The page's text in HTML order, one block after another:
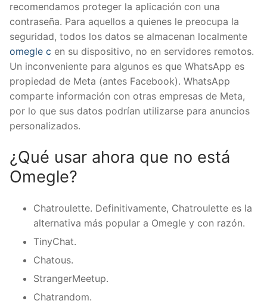
recomendamos proteger la aplicación con una
contraseña. Para aquellos a quienes le preocupa la
seguridad, todos los datos se almacenan localmente
omegle c en su dispositivo, no en servidores remotos.
Un inconveniente para algunos es que WhatsApp es
propiedad de Meta (antes Facebook). WhatsApp
comparte información con otras empresas de Meta,
por lo que sus datos podrían utilizarse para anuncios
personalizados.
¿Qué usar ahora que no está
Omegle?
Chatroulette. Definitivamente, Chatroulette es la
alternativa más popular a Omegle y con razón.
TinyChat.
Chatous.
StrangerMeetup.
Chatrandom.